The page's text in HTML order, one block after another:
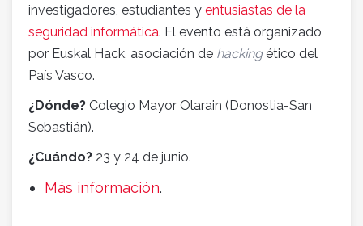
investigadores, estudiantes y entusiastas de la
seguridad informática. El evento está organizado
por Euskal Hack, asociación de hackingético del
País Vasco.
¿Dónde? Colegio Mayor Olarain (Donostia-San
Sebastián).
¿Cuándo? 23 y 24 de junio.
Más información.